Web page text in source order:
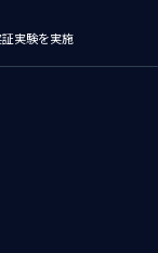
実験を実施